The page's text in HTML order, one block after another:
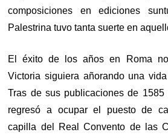
composiciones en ediciones
Palestrina tuvo tanta suerte en
El éxito de los años en Roma
Victoria siguiera añorando una
Tras de sus publicaciones de
regresó a ocupar el puesto de
capilla del Real Convento de las